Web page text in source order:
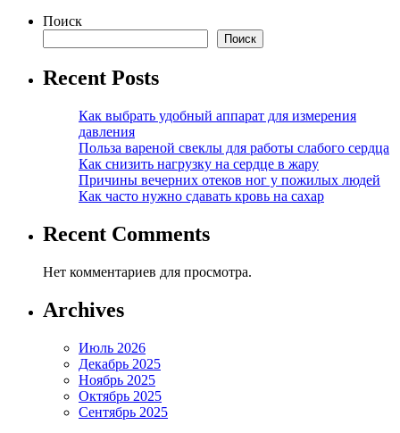
Поиск
Поиск
Recent Posts
Как выбрать удобный аппарат для измерения
давления
Польза вареной свеклы для работы слабого сердца
Как снизить нагрузку на сердце в жару
Причины вечерних отеков ног у пожилых людей
Как часто нужно сдавать кровь на сахар
Recent Comments
Нет комментариев для просмотра.
Archives
Июль 2026
Декабрь 2025
Ноябрь 2025
Октябрь 2025
Сентябрь 2025